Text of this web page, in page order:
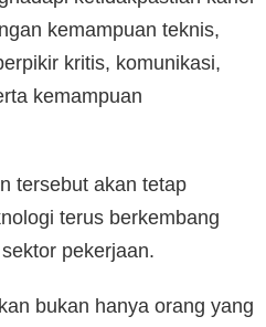
kemampuan teknis,
kritis, komunikasi,
kemampuan
tersebut akan tetap
terus berkembang
pekerjaan.
bukan hanya orang yang